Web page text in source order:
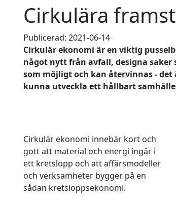
Cirkulära
Publicerad: 2021-06-14
Cirkulär ekonomi är en viktig
något nytt från avfall, designa
som möjligt och kan återvinnas -
kunna utveckla ett hållbart
Cirkulär ekonomi innebär kort och
gott att material och energi ingår i
ett kretslopp och att affärsmodeller
och verksamheter bygger på en
sådan kretsloppsekonomi.